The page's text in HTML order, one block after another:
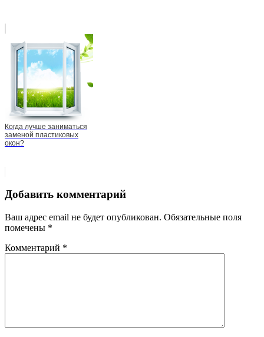
Когда лучше заниматься
заменой пластиковых
окон?
Добавить комментарий
Ваш адрес email не будет опубликован. Обязательные поля
помечены *
Комментарий *